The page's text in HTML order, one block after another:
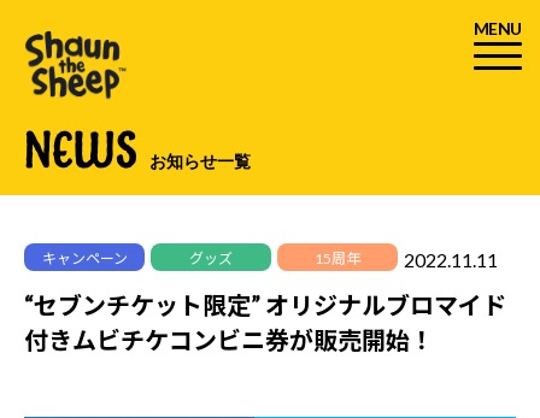
MENU
NEWS お知らせ一覧
キャンペーン グッズ 15周年 2022.11.11
“セブンチケット限定” オリジナルブロマイド
付きムビチケコンビニ券が販売開始！